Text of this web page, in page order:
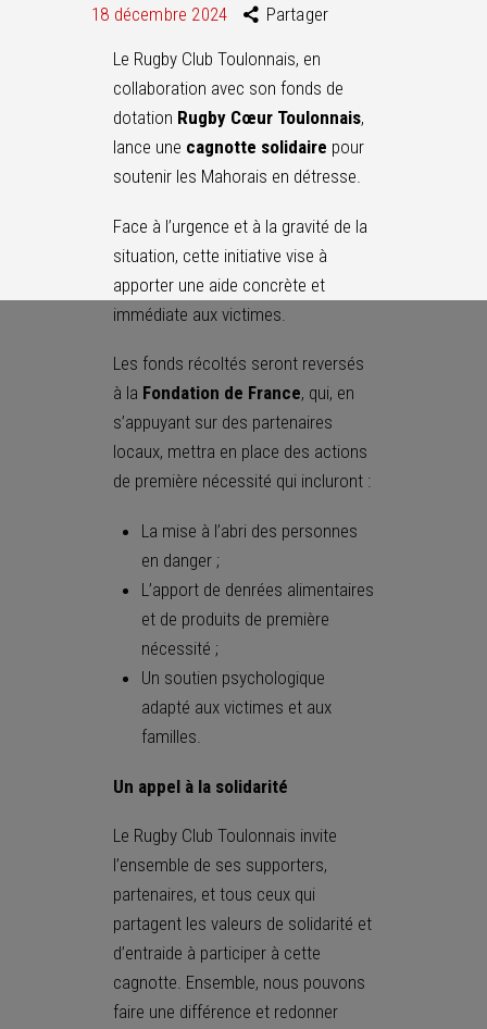
18 décembre 2024 Partager
Le Rugby Club Toulonnais, en
collaboration avec son fonds de
dotation Rugby Cœur Toulonnais,
lance une cagnotte solidaire pour
soutenir les Mahorais en détresse.
Face à l’urgence et à la gravité de la
situation, cette initiative vise à
apporter une aide concrète et
immédiate aux victimes.
Les fonds récoltés seront reversés
à la Fondation de France, qui, en
s’appuyant sur des partenaires
locaux, mettra en place des actions
de première nécessité qui incluront :
La mise à l’abri des personnes
en danger ;
L’apport de denrées alimentaires
et de produits de première
nécessité ;
Un soutien psychologique
adapté aux victimes et aux
familles.
Un appel à la solidarité
Le Rugby Club Toulonnais invite
l’ensemble de ses supporters,
partenaires, et tous ceux qui
partagent les valeurs de solidarité et
d’entraide à participer à cette
cagnotte. Ensemble, nous pouvons
faire une différence et redonner